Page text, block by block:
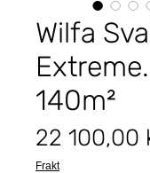
Wilfa
140m²
22 100,00
Frakt